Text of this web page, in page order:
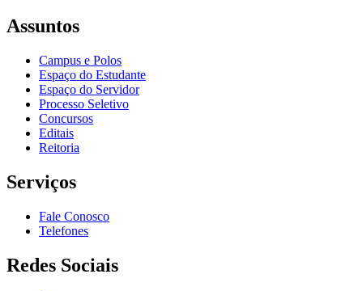
Assuntos
Campus e Polos
Espaço do Estudante
Espaço do Servidor
Processo Seletivo
Concursos
Editais
Reitoria
Serviços
Fale Conosco
Telefones
Redes Sociais